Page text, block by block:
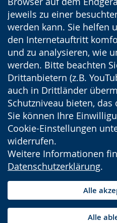
jeweils zu einer
werden kann. Sie helfen
den Internetauftritt
und zu analysieren, wie
werden. Bitte beachten
Drittanbietern (z.B.
auch in Drittländer
Schutzniveau bieten, das
Sie können Ihre
Cookie-Einstellungen
widerrufen.
Weitere Informationen
Datenschutzerklärung.
Alle
Alle